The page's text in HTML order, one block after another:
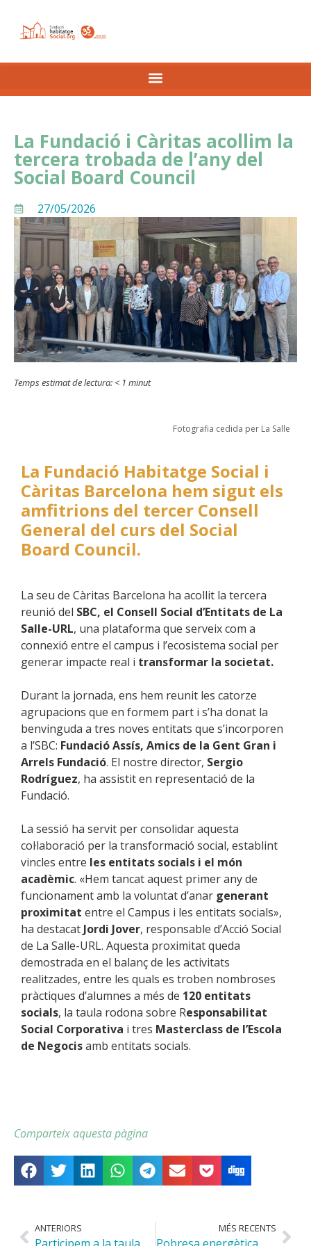
La Fundació i Càritas acollim la
tercera trobada de l’any del
Social Board Council
27/05/2026
Temps estimat de lectura: < 1 minut
Fotografia cedida per La Salle
La Fundació Habitatge Social i
Càritas Barcelona hem sigut els
amfitrions del tercer Consell
General del curs del Social
Board Council.
La seu de Càritas Barcelona ha acollit la tercera
reunió del SBC, el Consell Social d’Entitats de La
Salle-URL, una plataforma que serveix com a
connexió entre el campus i l’ecosistema social per
generar impacte real i transformar la societat.
Durant la jornada, ens hem reunit les catorze
agrupacions que en formem part i s’ha donat la
benvinguda a tres noves entitats que s’incorporen
a l’SBC: Fundació Assís, Amics de la Gent Gran i
Arrels Fundació. El nostre director, Sergio
Rodríguez, ha assistit en representació de la
Fundació.
La sessió ha servit per consolidar aquesta
col·laboració per la transformació social, establint
vincles entre les entitats socials i el món
acadèmic. «Hem tancat aquest primer any de
funcionament amb la voluntat d’anar generant
proximitat entre el Campus i les entitats socials»,
ha destacat Jordi Jover, responsable d’Acció Social
de La Salle-URL. Aquesta proximitat queda
demostrada en el balanç de les activitats
realitzades, entre les quals es troben nombroses
pràctiques d’alumnes a més de 120 entitats
socials, la taula rodona sobre Responsabilitat
Social Corporativa i tres Masterclass de l’Escola
de Negocisamb entitats socials.
Comparteix aquesta pàgina
ANTERIORS MÉS RECENTS